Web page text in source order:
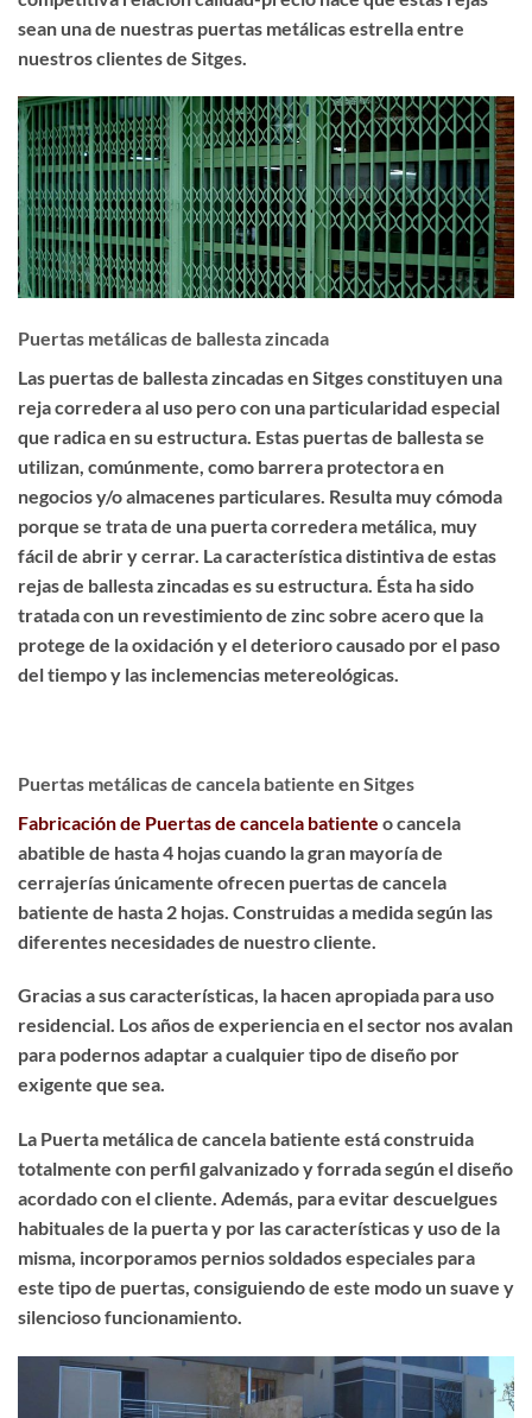
sean una de nuestras puertas metálicas estrella entre
nuestros clientes de Sitges.
Puertas metálicas de ballesta zincada
Las puertas de ballesta zincadas en Sitgesconstituyen una
reja corredera al uso pero con una particularidad especial
que radica en su estructura. Estas puertas de ballesta se
utilizan, comúnmente, como barrera protectora en
negocios y/o almacenes particulares. Resulta muy cómoda
porque se trata de una puerta corredera metálica, muy
fácil de abrir y cerrar. La característica distintiva de estas
rejas de ballesta zincadas es su estructura. Ésta ha sido
tratada con un revestimiento de zinc sobre aceroque la
protege de la oxidación y el deterioro causado por el paso
del tiempo y las inclemencias metereológicas.
Puertas metálicas de cancela batiente en Sitges
Fabricación de Puertas de cancela batiente o cancela
abatible de hasta 4 hojas cuando la gran mayoría de
cerrajerías únicamente ofrecen puertas de cancela
batiente de hasta 2 hojas. Construidas a medida según las
diferentes necesidades de nuestro cliente.
Gracias a sus características, la hacen apropiada para uso
residencial. Los años de experiencia en el sector nos avalan
para podernos adaptar a cualquier tipo de diseño por
exigente que sea.
La Puerta metálica de cancela batiente está construida
totalmente con perfil galvanizado y forrada según el diseño
acordado con el cliente. Además, para evitar descuelgues
habituales de la puerta y por las características y uso de la
misma, incorporamos pernios soldados especiales para
este tipo de puertas, consiguiendo de este modo un suave y
silencioso funcionamiento.